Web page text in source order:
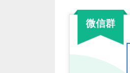
微信群